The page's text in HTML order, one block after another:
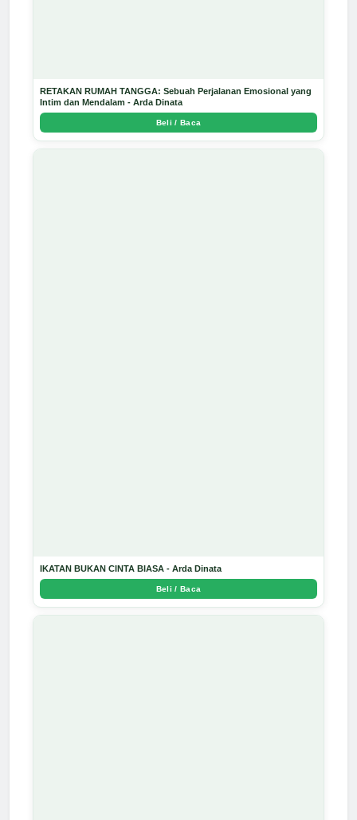
RETAKAN RUMAH TANGGA: Sebuah Perjalanan Emosional yang
Intim dan Mendalam - Arda Dinata
Beli / Baca
IKATAN BUKAN CINTA BIASA - Arda Dinata
Beli / Baca